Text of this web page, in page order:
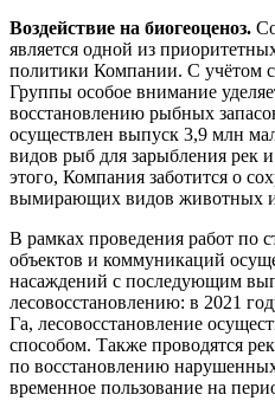
Воздействие на биогеоценоз.
является одной из
политики Компании. С учётом
Группы особое внимание
восстановлению рыбных
осуществлен выпуск 3,9 млн
видов рыб для зарыбления
этого, Компания заботится о
вымирающих видов животных и
В рамках проведения работ по
объектов и коммуникаций
насаждений с последующим
лесовосстановлению: в 2021
Га, лесовосстановление
способом. Также проводятся
по восстановлению
временное пользование на